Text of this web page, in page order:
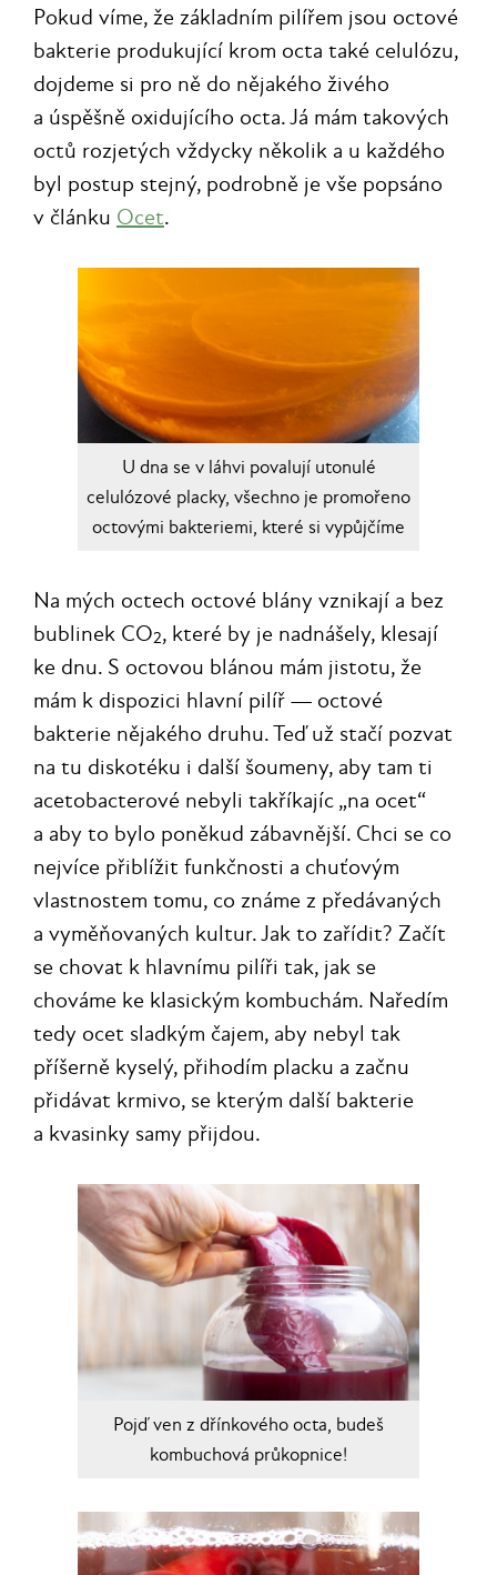
Pokud víme, že základním pilířem jsou octové
bakterie produkující krom octa také celulózu,
dojdeme si pro ně do nějakého živého
a úspěšně oxidujícího octa. Já mám takových
octů rozjetých vždycky několik a u každého
byl postup stejný, podrobně je vše popsáno
v článku Ocet.
U dna se v láhvi povalují utonulé
celulózové placky, všechno je promořeno
octovými bakteriemi, které si vypůjčíme
Na mých octech octové blány vznikají a bez
bublinek CO2, které by je nadnášely, klesají
ke dnu. S octovou blánou mám jistotu, že
mám k dispozici hlavní pilíř — octové
bakterie nějakého druhu. Teď už stačí pozvat
na tu diskotéku i další šoumeny, aby tam ti
acetobacterové nebyli takříkajíc „na ocet“
a aby to bylo poněkud zábavnější. Chci se co
nejvíce přiblížit funkčnosti a chuťovým
vlastnostem tomu, co známe z předávaných
a vyměňovaných kultur. Jak to zařídit? Začít
se chovat k hlavnímu pilíři tak, jak se
chováme ke klasickým kombuchám. Naředím
tedy ocet sladkým čajem, aby nebyl tak
příšerně kyselý, přihodím placku a začnu
přidávat krmivo, se kterým další bakterie
a kvasinky samy přijdou.
Pojď ven z dřínkového octa, budeš
kombuchová průkopnice!